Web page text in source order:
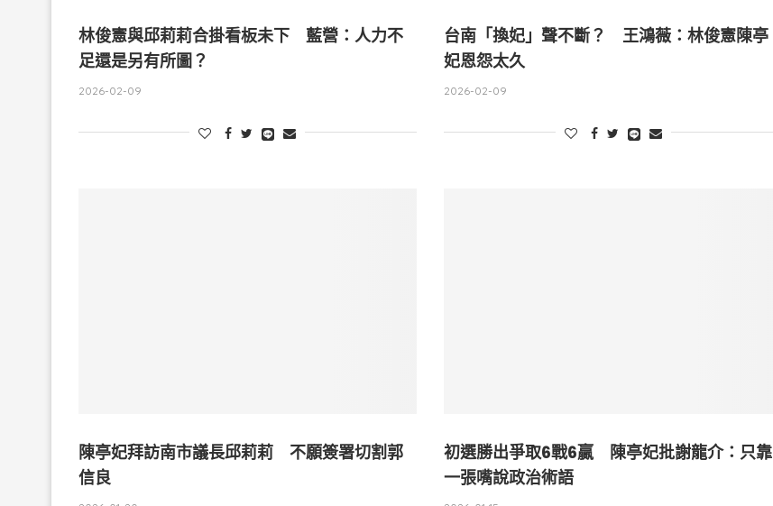
林俊憲與邱莉莉合掛看板未下 藍營：人力不
足還是另有所圖？
2026-02-09
台南「換妃」聲不斷？ 王鴻薇：林俊憲陳亭
妃恩怨太久
2026-02-09
陳亭妃拜訪南市議長邱莉莉 不願簽署切割郭
信良
初選勝出爭取6戰6贏 陳亭妃批謝龍介：只靠
一張嘴說政治術語